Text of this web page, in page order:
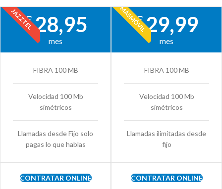
JAZZTEL
€28,95
mes
FIBRA 100 MB
Velocidad 100 Mb
simétricos
Llamadas desde Fijo solo
pagas lo que hablas
CONTRATAR ONLINE
MÁSMÓVIL
€29,99
mes
FIBRA 100 MB
Velocidad 100 Mb
simétricos
Llamadas ilimitadas desde
fijo
CONTRATAR ONLINE